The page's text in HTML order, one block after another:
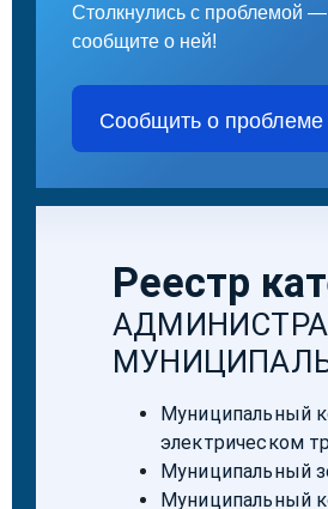
Столкнулись с проблемой —
сообщите о ней!
Сообщить о проблеме